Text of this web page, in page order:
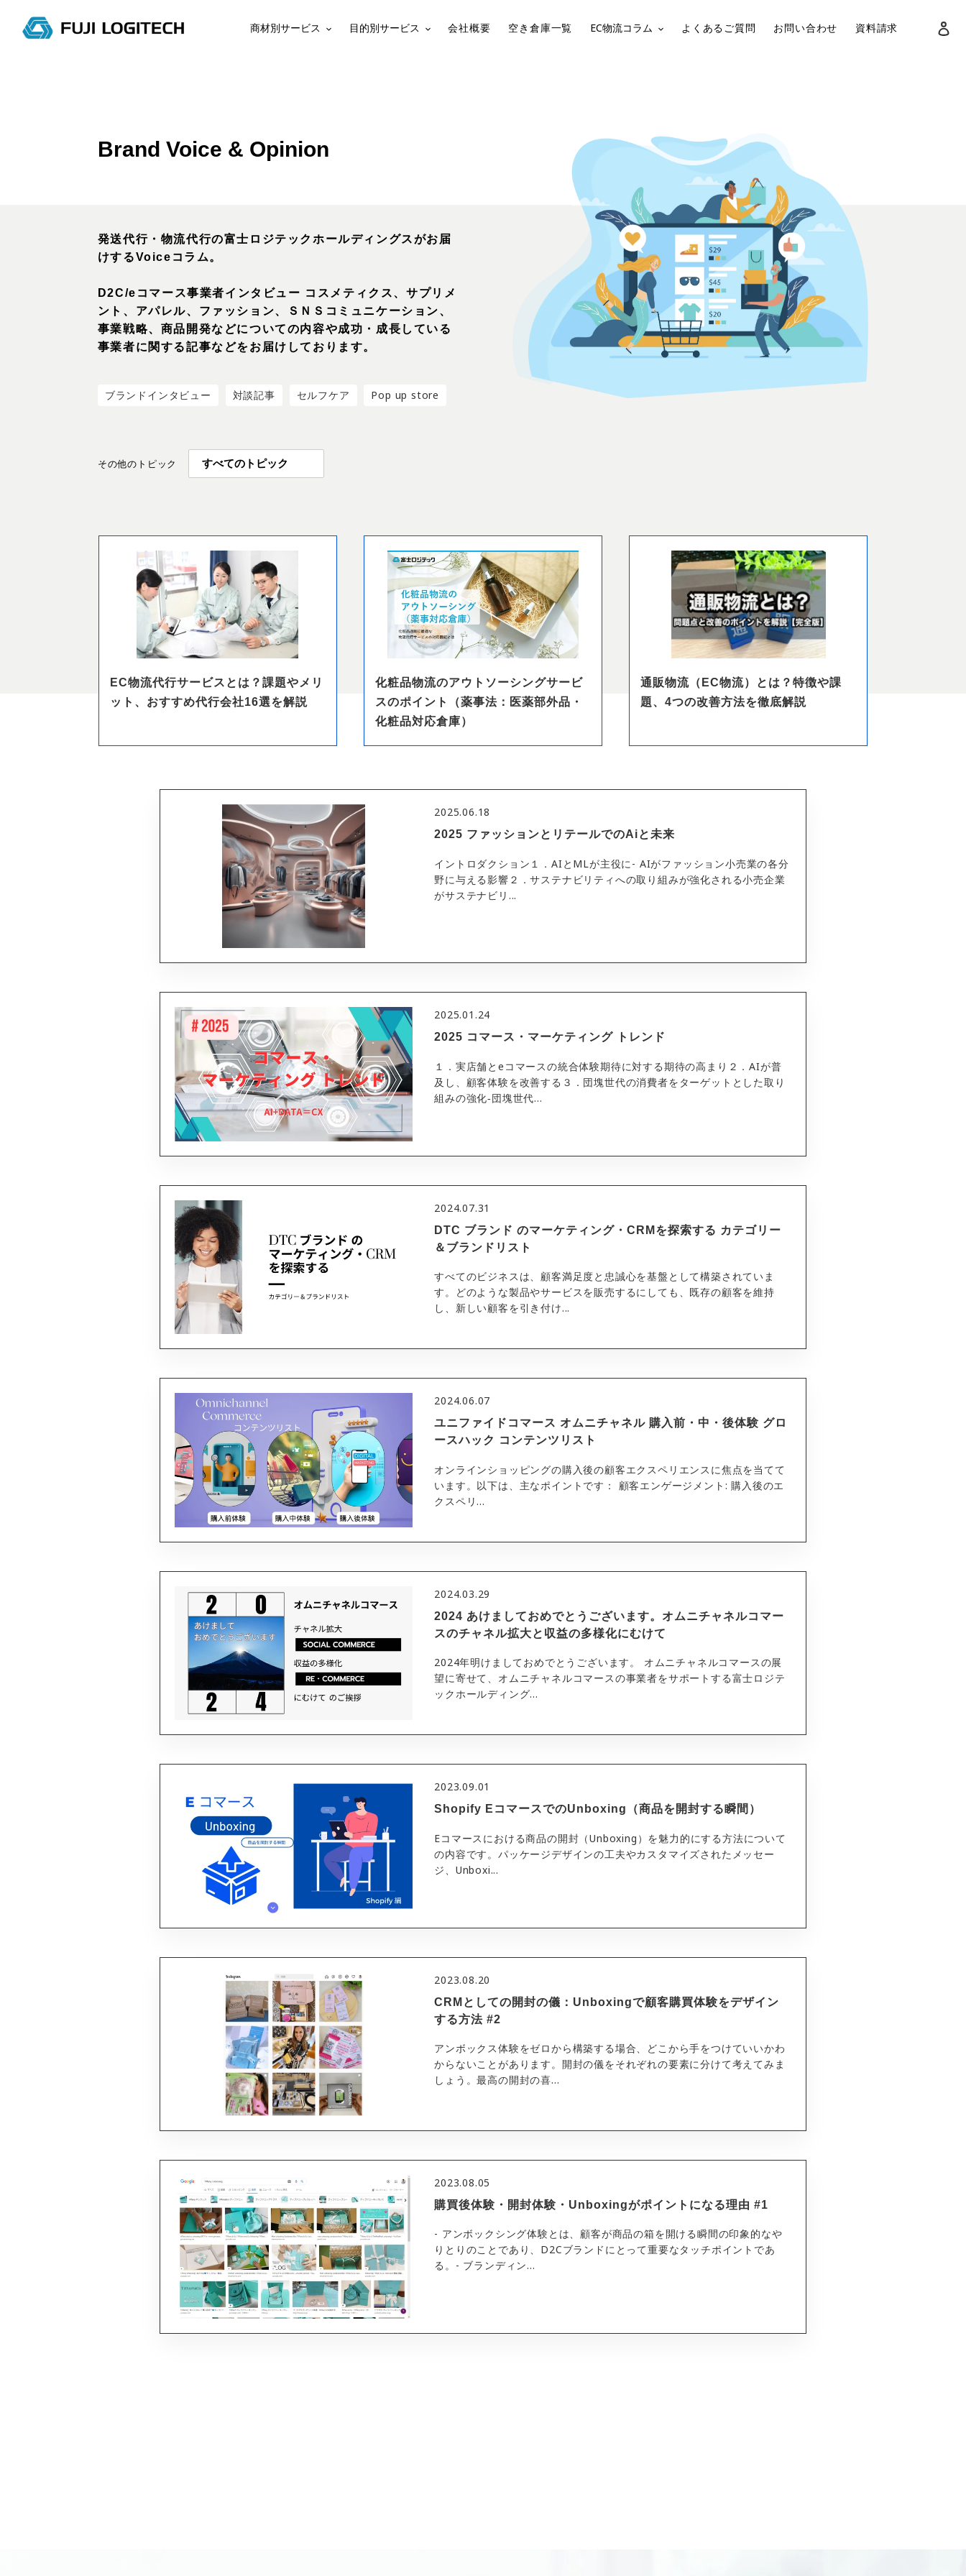
商材別サービス 目的別サービス 会社概要 空き倉庫一覧 EC物流コラム よくあるご質問 お問い合わせ 資料請求
検索
Brand Voice & Opinion
発送代行・物流代行の富士ロジテックホールディングスがお届
けするVoiceコラム。
D2C/eコマース事業者インタビュー コスメティクス、サプリメ
ント、アパレル、ファッション、ＳＮＳコミュニケーション、
事業戦略、商品開発などについての内容や成功・成長している
事業者に関する記事などをお届けしております。
ブランドインタビュー 対談記事 セルフケア Pop up store
その他のトピック
EC物流代行サービスとは？課題やメリ
ット、おすすめ代行会社16選を解説
化粧品物流のアウトソーシングサービ
スのポイント（薬事法：医薬部外品・
化粧品対応倉庫）
通販物流（EC物流）とは？特徴や課
題、4つの改善方法を徹底解説
2025.06.18
2025 ファッションとリテールでのAiと未来
イントロダクション１．AIとMLが主役に- AIがファッション小売業の各分
野に与える影響２．サステナビリティへの取り組みが強化される小売企業
がサステナビリ...
2025.01.24
2025 コマース・マーケティング トレンド
１．実店舗とeコマースの統合体験期待に対する期待の高まり２．AIが普
及し、顧客体験を改善する３．団塊世代の消費者をターゲットとした取り
組みの強化‐団塊世代...
2024.07.31
DTC ブランド のマーケティング・CRMを探索する カテゴリー
＆ブランドリスト
すべてのビジネスは、顧客満足度と忠誠心を基盤として構築されていま
す。どのような製品やサービスを販売するにしても、既存の顧客を維持
し、新しい顧客を引き付け...
2024.06.07
ユニファイドコマース オムニチャネル 購入前・中・後体験 グロ
ースハック コンテンツリスト
オンラインショッピングの購入後の顧客エクスペリエンスに焦点を当てて
います。以下は、主なポイントです： 顧客エンゲージメント: 購入後のエ
クスペリ...
2024.03.29
2024 あけましておめでとうございます。オムニチャネルコマー
スのチャネル拡大と収益の多様化にむけて
2024年明けましておめでとうございます。 オムニチャネルコマースの展
望に寄せて、オムニチャネルコマースの事業者をサポートする富士ロジテ
ックホールディング...
2023.09.01
Shopify EコマースでのUnboxing（商品を開封する瞬間）
Eコマースにおける商品の開封（Unboxing）を魅力的にする方法について
の内容です。パッケージデザインの工夫やカスタマイズされたメッセー
ジ、Unboxi...
2023.08.20
CRMとしての開封の儀：Unboxingで顧客購買体験をデザイン
する方法 #2
アンボックス体験をゼロから構築する場合、どこから手をつけていいかわ
からないことがあります。開封の儀をそれぞれの要素に分けて考えてみま
しょう。最高の開封の喜...
2023.08.05
購買後体験・開封体験・Unboxingがポイントになる理由 #1
- アンボックシング体験とは、顧客が商品の箱を開ける瞬間の印象的なや
りとりのことであり、D2Cブランドにとって重要なタッチポイントであ
る。- ブランディン...